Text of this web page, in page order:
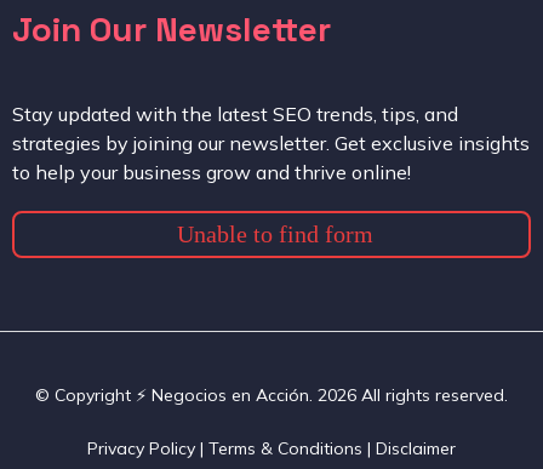
Join Our Newsletter
Stay updated with the latest SEO trends, tips, and
strategies by joining our newsletter. Get exclusive insights
to help your business grow and thrive online!
Unable to find form
© Copyright ⚡️ Negocios en Acción. 2026 All rights reserved.
Privacy Policy | Terms & Conditions | Disclaimer